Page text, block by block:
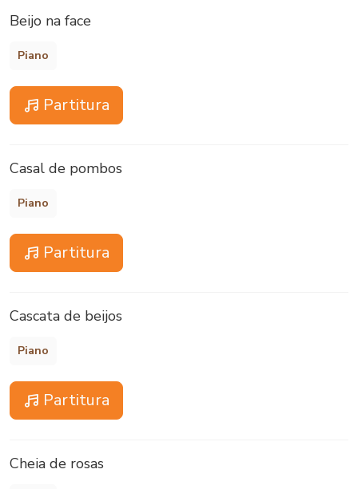
Beijo na face
Piano
Partitura
Casal de pombos
Piano
Partitura
Cascata de beijos
Piano
Partitura
Cheia de rosas